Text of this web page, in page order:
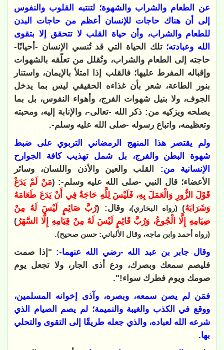
عن الطعام والشراب والشهوة؛ لتنتبه القلوب والنفوس
إلى أن هناك حاجات للإنسان أعظم من حاجات البدن
للطعام والشراب، وأن حياة القلب لا تتحقق إلا بتقوى
الله وعبادته؛ تلك الحياة التي قد تُنسي الإنسان -أحيانًا-
حاجته إلى الطعام والشراب، وتُقلل من تعلّقه بالشهوات
وإقباله المفرط عليها؛ فالقلب إذا امتلأ بالإيمان، واستنار
بنور الطاعة، شعر بأن غذاءه الحقيقي ليس بما يدخل
الجوف، ولا بنيل شهوات الفرج، وأهواء النفوس، بل بما
يصلحه ويزكيه من: ذكر الله -تعالى-، والإنابة إليه، ومحبته
وتعظيمه، واتباع رسوله -صلى الله عليه وسلم-.
ولم يقتصر هذا المنهج الرمضاني التربوي على ضبط
شهوة البطن والفرج، بل شمل تهذيب كافة الجوارح
الإنسانية من:
القلب والعين والأذن واللسان، وسائر
الأعضاء؛ قال النبي -صلى الله عليه وسلم-: (مَنْ لَمْ يَدَعْ
قَوْلَ الزُّورِ وَالْعَمَلَ بِهِ، فَلَيْسَ لِلَّهِ حَاجَةٌ فِي أَنْ يَدَعَ طَعَامَهُ
وَشَرَابَهُ)(رواه البخاري)، وقال: (رُبَّ صَائِمٍ لَيْسَ لَهُ مِنْ
صِيَامِهِ إِلَّا الْجُوعُ، وَرُبَّ قَائِمٍ لَيْسَ لَهُ مِنْ قِيَامِهِ إِلَّا السَّهَرُ)
(رواه أحمد وابن ماجه، وقال الألباني: حسن صحيح).
وقال جابر بن عبد الله -رضي الله عنهما-: "إذا صمت
فليصم سمعك وبصرك، ودع أذى الجار، ولا تجعل يوم
صومك ويوم فطرك سواء!".
فمَن لم يصن سمعه، وبصره، وآذى إخوانه المسلمين،
ووقع في الكذب والغيبة والنميمة؛ لم يصم الصيام الذي
شرعه الله لعباده، والذي جعله طريقًا إلى التقوى والتحلي
بها.